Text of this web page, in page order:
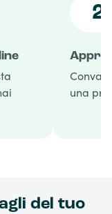
2
una
del tuo